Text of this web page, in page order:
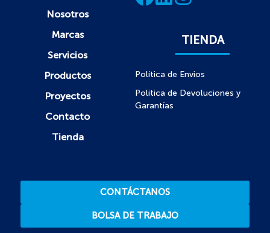
Nosotros
Marcas
Servicios
Productos
Proyectos
Contacto
Tienda
TIENDA
Política de Envios
Política de Devoluciones y
Garantías
CONTÁCTANOS
BOLSA DE TRABAJO